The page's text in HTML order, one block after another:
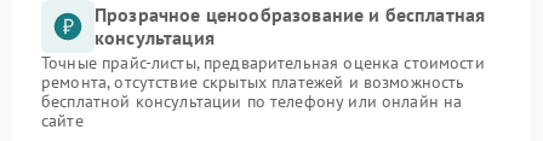
Прозрачное ценообразование и бесплатная
консультация
Точные прайс-листы, предварительная оценка стоимости
ремонта, отсутствие скрытых платежей и возможность
бесплатной консультации по телефону или онлайн на
сайте